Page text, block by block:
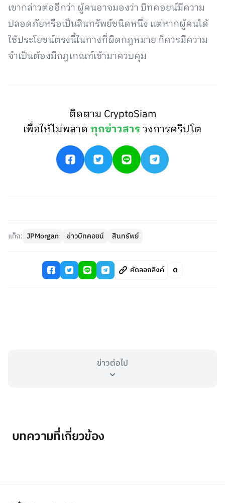
เขากล่าวต่ออีกว่า ผู้คนอาจมองว่า บิทคอยน์มีความ
ปลอดภัยหรือเป็นสินทรัพย์ชนิดหนึ่ง แต่หากผู้คนได้
ใช้ประโยชน์ตรงนี้ในทางที่ผิดกฎหมาย ก็ควรมีความ
จำเป็นต้องมีกฎเกณฑ์เข้ามาควบคุม
ติดตาม CryptoSiam
เพื่อให้ไม่พลาดทุกข่าวสารวงการคริปโต
แท็ก: JPMorgan ข่าวบิทคอยน์ สินทรัพย์
คัดลอกลิงค์
ข่าวต่อไป
บทความที่เกี่ยวข้อง